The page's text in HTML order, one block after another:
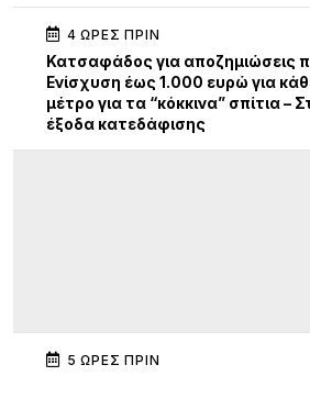
4 ΏΡΕΣ ΠΡΙΝ
Κατσαφάδος για αποζημιώσεις
Ενίσχυση έως 1.000 ευρώ για
μέτρο για τα “κόκκινα” σπίτια –
έξοδα κατεδάφισης
5 ΏΡΕΣ ΠΡΙΝ